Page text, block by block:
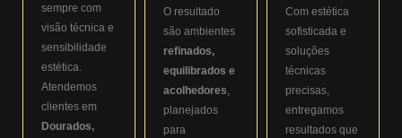
sempre com
visão técnica e
sensibilidade
estética.
Atendemos
clientes em
Dourados,
O resultado
são ambientes
refinados,
equilibrados e
acolhedores
planejados
para
Com estética
sofisticada e
soluções
técnicas
precisas,
entregamos
resultados que